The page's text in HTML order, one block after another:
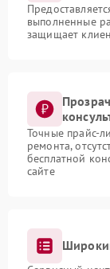
выполненные
защищает
Точные прайс-
ремонта,
бесплатной
сайте